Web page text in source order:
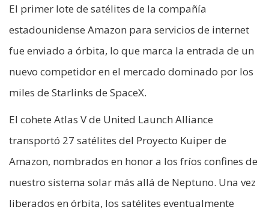
El primer lote de satélites de la compañía
estadounidense Amazon para servicios de internet
fue enviado a órbita, lo que marca la entrada de un
nuevo competidor en el mercado dominado por los
miles de Starlinks de SpaceX.
El cohete Atlas V de United Launch Alliance
transportó 27 satélites del Proyecto Kuiper de
Amazon, nombrados en honor a los fríos confines de
nuestro sistema solar más allá de Neptuno. Una vez
liberados en órbita, los satélites eventualmente